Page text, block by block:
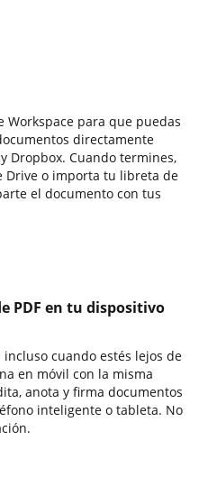
Workspace para que puedas
directamente
Dropbox. Cuando termines,
Drive o importa tu libreta de
el documento con tus
PDF en tu dispositivo
cuando estés lejos de
en móvil con la misma
anota y firma documentos
inteligente o tableta. No